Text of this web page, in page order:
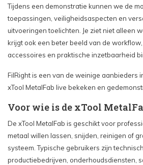
Tijdens een demonstratie kunnen we de
toepassingen, veiligheidsaspecten en
uitvoeringen toelichten. Je ziet niet alleen
krijgt ook een beter beeld van de
accessoires en praktische inzetbaarheid
FilRight is een van de weinige aanbieders
xTool MetalFab live bekeken en
Voor wie is de xTool
De xTool MetalFab is geschikt voor
metaal willen lassen, snijden, reinigen of
systeem. Typische gebruikers zijn
productiebedrijven, onderhoudsdiensten,